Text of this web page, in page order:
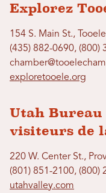
Explorez
154 S. Main St.,
(435) 882-0690, (800)
exploretooele.org
Utah Bureau
visiteurs de
220 W. Center St.,
(801) 851-2100, (800)
utahvalley.com